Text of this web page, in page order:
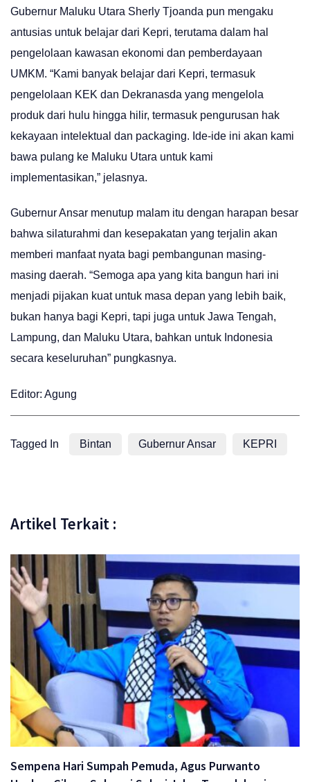
Gubernur Maluku Utara Sherly Tjoanda pun mengaku
antusias untuk belajar dari Kepri, terutama dalam hal
pengelolaan kawasan ekonomi dan pemberdayaan
UMKM. “Kami banyak belajar dari Kepri, termasuk
pengelolaan KEK dan Dekranasda yang mengelola
produk dari hulu hingga hilir, termasuk pengurusan hak
kekayaan intelektual dan packaging. Ide-ide ini akan kami
bawa pulang ke Maluku Utara untuk kami
implementasikan,” jelasnya.
Gubernur Ansar menutup malam itu dengan harapan besar
bahwa silaturahmi dan kesepakatan yang terjalin akan
memberi manfaat nyata bagi pembangunan masing-
masing daerah. “Semoga apa yang kita bangun hari ini
menjadi pijakan kuat untuk masa depan yang lebih baik,
bukan hanya bagi Kepri, tapi juga untuk Jawa Tengah,
Lampung, dan Maluku Utara, bahkan untuk Indonesia
secara keseluruhan” pungkasnya.
Editor: Agung
Tagged In Bintan Gubernur Ansar KEPRI
Artikel Terkait :
Sempena Hari Sumpah Pemuda, Agus Purwanto